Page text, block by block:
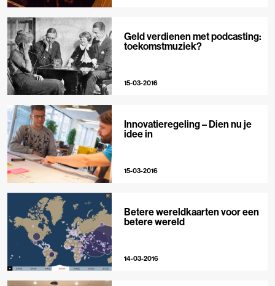
Geld verdienen met podcasting:
toekomstmuziek?
15-03-2016
Innovatieregeling – Dien nu je
idee in
15-03-2016
Betere wereldkaarten voor een
betere wereld
14-03-2016